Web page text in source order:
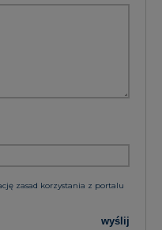
zasad korzystania z portalu
wyślij